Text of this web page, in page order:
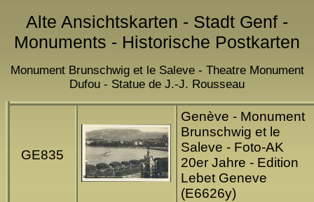
Alte Ansichtskarten - Stadt Genf -
Monuments - Historische Postkarten
Monument Brunschwig et le Saleve - Theatre Monument
Dufou - Statue de J.-J. Rousseau
GE835
Genève - Monument
Brunschwig et le
Saleve - Foto-AK
20er Jahre - Edition
Lebet Geneve
(E6626y)